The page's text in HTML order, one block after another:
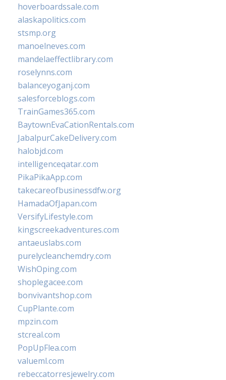
hoverboardssale.com
alaskapolitics.com
stsmp.org
manoelneves.com
mandelaeffectlibrary.com
roselynns.com
balanceyoganj.com
salesforceblogs.com
TrainGames365.com
BaytownEvaCationRentals.com
JabalpurCakeDelivery.com
halobjd.com
intelligenceqatar.com
PikaPikaApp.com
takecareofbusinessdfw.org
HamadaOfJapan.com
VersifyLifestyle.com
kingscreekadventures.com
antaeuslabs.com
purelycleanchemdry.com
WishOping.com
shoplegacee.com
bonvivantshop.com
CupPlante.com
mpzin.com
stcreal.com
PopUpFlea.com
valueml.com
rebeccatorresjewelry.com